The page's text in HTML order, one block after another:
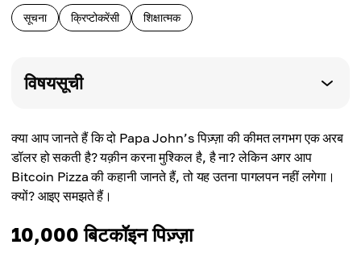
सूचना क्रिप्टोकरेंसी शिक्षात्मक
विषयसूची
क्या आप जानते हैं कि दो Papa John’s पिज़्ज़ा की कीमत लगभग एक अरब
डॉलर हो सकती है? यक़ीन करना मुश्किल है, है ना? लेकिन अगर आप
Bitcoin Pizza की कहानी जानते हैं, तो यह उतना पागलपन नहीं लगेगा।
क्यों? आइए समझते हैं।
10,000 बिटकॉइन पिज़्ज़ा